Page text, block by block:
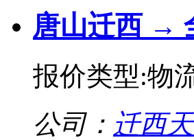
唐山迁西 →
报价类型:物
公司： 迁西